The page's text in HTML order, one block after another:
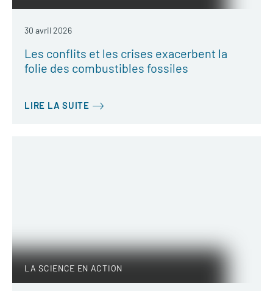
30 avril 2026
Les conflits et les crises exacerbent la
folie des combustibles fossiles
LIRE LA SUITE
LA SCIENCE EN ACTION